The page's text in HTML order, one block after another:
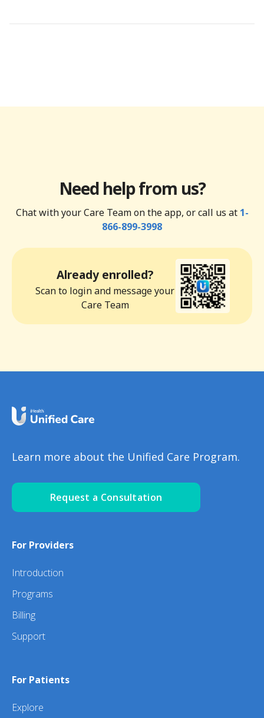
Need help from us?
Chat with your Care Team on the app, or call us at 1-
866-899-3998
Already enrolled?
Scan to login and message your
Care Team
Learn more about the Unified Care Program.
Request a Consultation
For Providers
Introduction
Programs
Billing
Support
For Patients
Explore